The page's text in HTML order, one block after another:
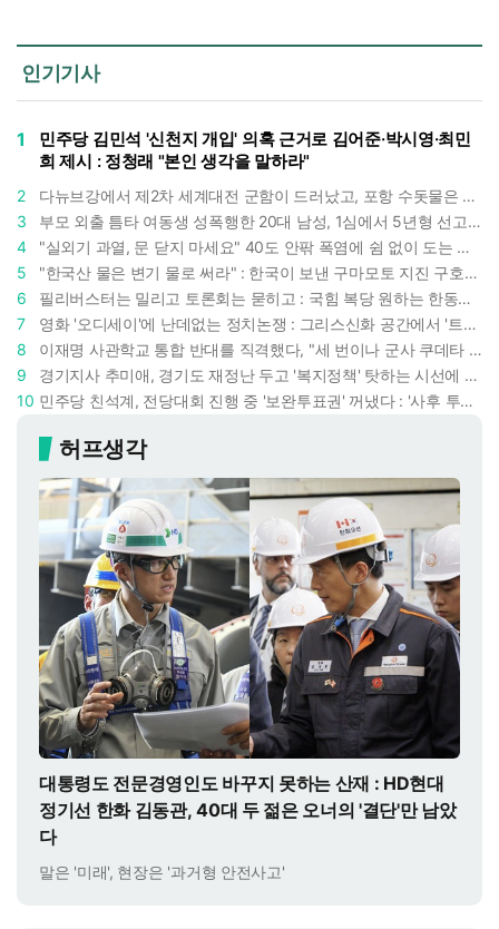
인기기사
1
민주당 김민석 '신천지 개입' 의혹 근거로 김어준·박시영·최민
희 제시 : 정청래 "본인 생각을 말하라"
2
다뉴브강에서 제2차 세계대전 군함이 드러났고, 포항 수돗물은 갑자기 짜졌다 : 폭염·가뭄이 만든 낯선 풍경
3
부모 외출 틈타 여동생 성폭행한 20대 남성, 1심에서 5년형 선고 : 친족 간 '암수범죄'의 심각성
4
"실외기 과열, 문 닫지 마세요" 40도 안팎 폭염에 쉼 없이 도는 에어컨 : 화재 위험 경고등!
5
"한국산 물은 변기 물로 써라" : 한국이 보낸 구마모토 지진 구호품에 한 일본인의 '어처구니 없는' 반응
6
필리버스터는 밀리고 토론회는 묻히고 : 국힘 복당 원하는 한동훈, '검사 정치'의 한계만 드러내나
7
영화 '오디세이'에 난데없는 정치논쟁 : 그리스신화 공간에서 '트럼프 전쟁의 참혹함'이 보인다
8
이재명 사관학교 통합 반대를 직격했다, "세 번이나 군사 쿠데타 했는데 압도적 지위"
9
경기지사 추미애, 경기도 재정난 두고 '복지정책' 탓하는 시선에 정면 반박 : "고령자와 아이 인구 급증"
10
민주당 친석계, 전당대회 진행 중 '보완투표권' 꺼냈다 : '사후 투표 허용' 무리수에 정청래 "투표 쿠데타"
허프생각
대통령도 전문경영인도 바꾸지 못하는 산재 : HD현대
정기선 한화 김동관, 40대 두 젊은 오너의 '결단'만 남았
다
말은 '미래', 현장은 '과거형 안전사고'